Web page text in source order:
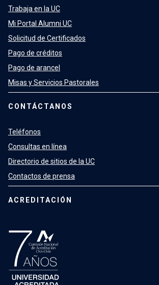
Trabaja en la UC
Mi Portal Alumni UC
Solicitud de Certificados
Pago de créditos
Pago de arancel
Misas y Servicios Pastorales
CONTÁCTANOS
Teléfonos
Consultas en línea
Directorio de sitios de la UC
Contactos de prensa
ACREDITACIÓN